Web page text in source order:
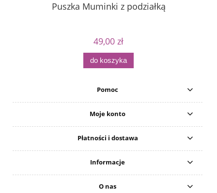
Puszka Muminki z podziałką
49,00 zł
do koszyka
Pomoc
Moje konto
Płatności i dostawa
Informacje
O nas